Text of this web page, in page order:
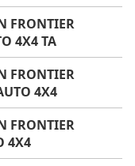
FRONTIER
4X4 TA
FRONTIER
4X4
FRONTIER
4X4